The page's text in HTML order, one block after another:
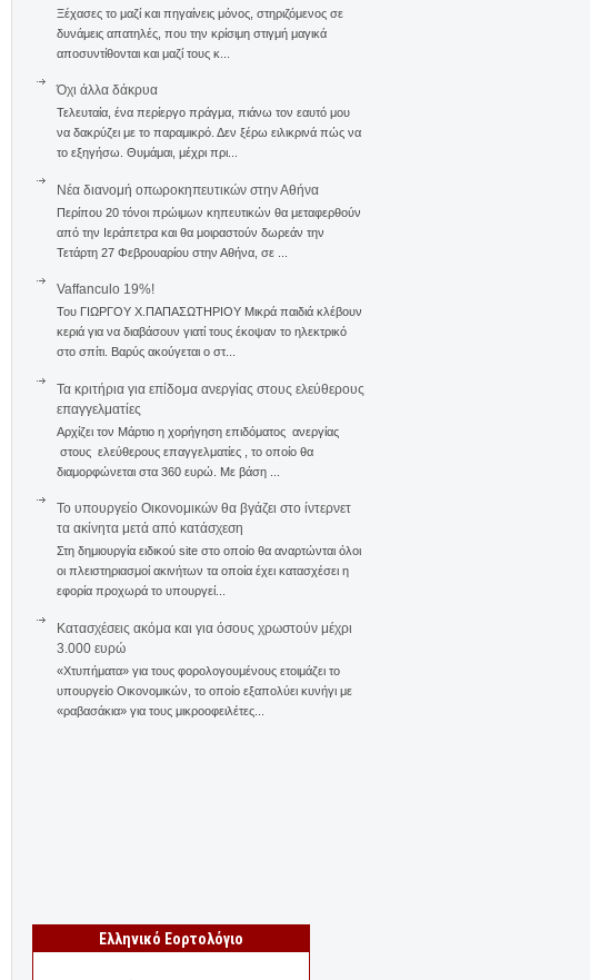
Ξέχασες το μαζί και πηγαίνεις μόνος, στηριζόμενος σε
δυνάμεις απατηλές, που την κρίσιμη στιγμή μαγικά
αποσυντίθονται και μαζί τους κ...
Όχι άλλα δάκρυα
Τελευταία, ένα περίεργο πράγμα, πιάνω τον εαυτό μου
να δακρύζει με το παραμικρό. Δεν ξέρω ειλικρινά πώς να
το εξηγήσω. Θυμάμαι, μέχρι πρι...
Νέα διανομή οπωροκηπευτικών στην Αθήνα
Περίπου 20 τόνοι πρώιμων κηπευτικών θα μεταφερθούν
από την Ιεράπετρα και θα μοιραστούν δωρεάν την
Τετάρτη 27 Φεβρουαρίου στην Αθήνα, σε ...
Vaffanculo 19%!
Του ΓΙΩΡΓΟΥ Χ.ΠΑΠΑΣΩΤΗΡΙΟΥ Μικρά παιδιά κλέβουν
κεριά για να διαβάσουν γιατί τους έκοψαν το ηλεκτρικό
στο σπίτι. Βαρύς ακούγεται ο στ...
Τα κριτήρια για επίδομα ανεργίας στους ελεύθερους
επαγγελματίες
Αρχίζει τον Μάρτιο η χορήγηση επιδόματος ανεργίας
στους ελεύθερους επαγγελματίες , το οποίο θα
διαμορφώνεται στα 360 ευρώ. Με βάση ...
To υπουργείο Οικονομικών θα βγάζει στο ίντερνετ
τα ακίνητα μετά από κατάσχεση
Στη δημιουργία ειδικού site στο οποίο θα αναρτώνται όλοι
οι πλειστηριασμοί ακινήτων τα οποία έχει κατασχέσει η
εφορία προχωρά το υπουργεί...
Κατασχέσεις ακόμα και για όσους χρωστούν μέχρι
3.000 ευρώ
«Χτυπήματα» για τους φορολογουμένους ετοιμάζει το
υπουργείο Οικονομικών, το οποίο εξαπολύει κυνήγι με
«ραβασάκια» για τους μικροοφειλέτες...